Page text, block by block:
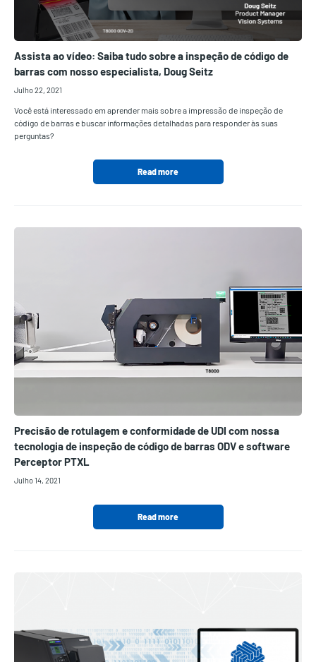
Assista ao vídeo: Saiba tudo sobre a inspeção de código de
barras com nosso especialista, Doug Seitz
Julho 22, 2021
Você está interessado em aprender mais sobre a impressão de inspeção de
código de barras e buscar informações detalhadas para responder às suas
perguntas?
Read more
Precisão de rotulagem e conformidade de UDI com nossa
tecnologia de inspeção de código de barras ODV e software
Perceptor PTXL
Julho 14, 2021
Read more